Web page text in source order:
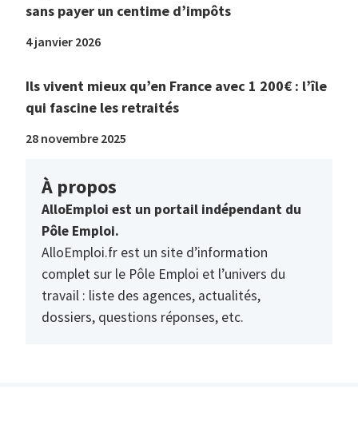
sans payer un centime d’impôts
4 janvier 2026
Ils vivent mieux qu’en France avec 1 200€ : l’île
qui fascine les retraités
28 novembre 2025
À propos
AlloEmploi est un portail indépendant du
Pôle Emploi.
AlloEmploi.fr est un site d’information
complet sur le Pôle Emploi et l’univers du
travail : liste des agences, actualités,
dossiers, questions réponses, etc.